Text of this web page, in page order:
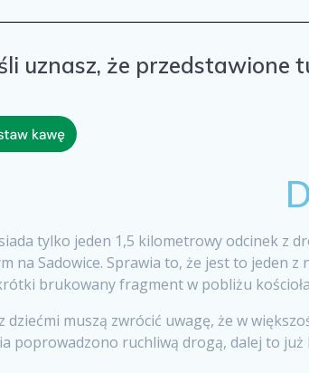
uznasz, że przedstawione
tylko jeden 1,5 kilometrowy odcinek z
na Sadowice. Sprawia to, że jest to jeden
brukowany fragment w pobliżu
dziećmi muszą zwrócić uwagę, że w
poprowadzono ruchliwą drogą, dalej to już